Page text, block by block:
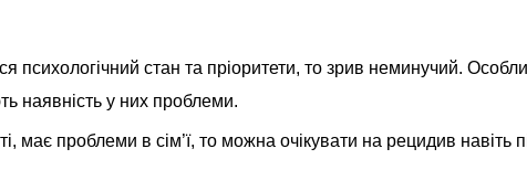
психологічний стан та пріоритети, то зрив неминучий.
наявність у них проблеми.
проблеми в сім’ї, то можна очікувати на рецидив навіть